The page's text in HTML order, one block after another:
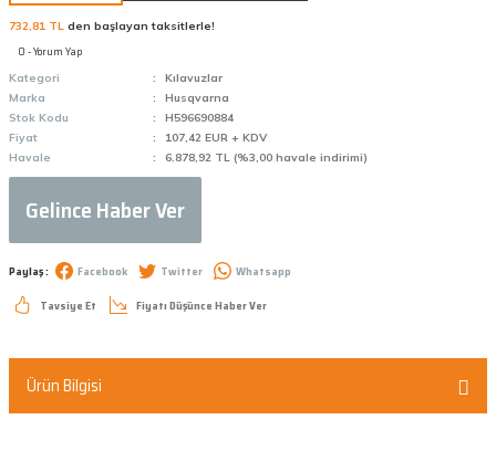
732,81 TL den başlayan taksitlerle!
0 - Yorum Yap
Kategori
Kılavuzlar
Marka
Husqvarna
Stok Kodu
H596690884
Fiyat
107,42 EUR + KDV
Havale
6.878,92 TL (%3,00 havale indirimi)
Gelince Haber Ver
Paylaş : Facebook Twitter
Whatsapp
Tavsiye Et
Fiyatı Düşünce Haber Ver
Ürün Bilgisi